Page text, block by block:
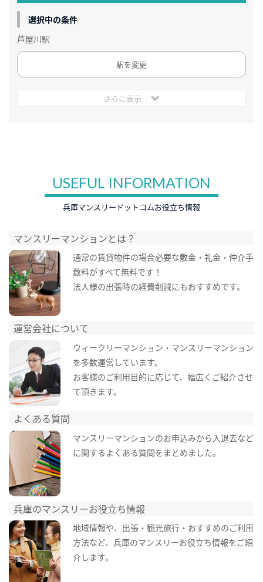
選択中の条件
芦屋川駅
駅を変更
さらに表示
USEFUL INFORMATION
兵庫マンスリードットコムお役立ち情報
マンスリーマンションとは？
通常の賃貸物件の場合必要な敷金・礼金・仲介手
数料がすべて無料です！
法人様の出張時の経費削減にもおすすめです。
運営会社について
ウィークリーマンション・マンスリーマンション
を多数運営しています。
お客様のご利用目的に応じて、幅広くご紹介させ
て頂きます。
よくある質問
マンスリーマンションのお申込みから入退去など
に関するよくある質問をまとめました。
兵庫のマンスリーお役立ち情報
地域情報や、出張・観光旅行・おすすめのご利用
方法など、兵庫のマンスリーお役立ち情報をご紹
介します。